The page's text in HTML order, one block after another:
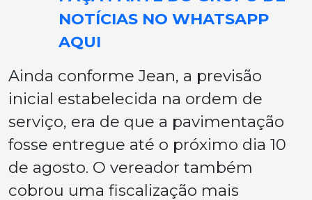
NOTÍCIAS NO WHATSAPP
AQUI
Ainda conforme Jean, a previsão
inicial estabelecida na ordem de
serviço, era de que a pavimentação
fosse entregue até o próximo dia 10
de agosto. O vereador também
cobrou uma fiscalização mais